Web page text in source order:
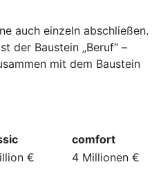
auch einzeln abschließen.
der Baustein „Beruf“ –
mit dem Baustein
comfort
€ 4 Millionen €